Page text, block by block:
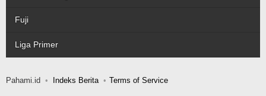
Fuji
Liga Primer
Pahami.id Indeks Berita Terms of Service